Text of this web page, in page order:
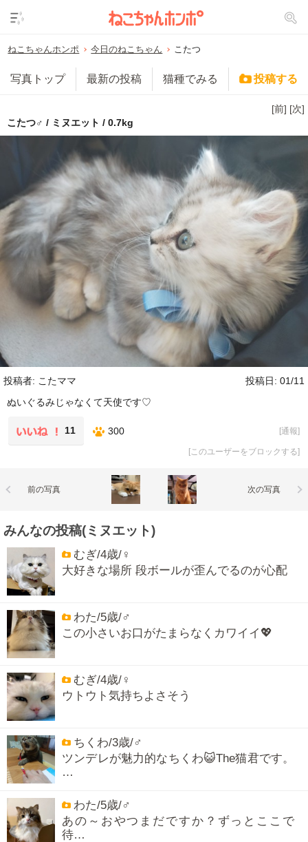
ねこちゃんホンポ 今日のねこちゃん こたつ
写真トップ 最新の投稿 猫種でみる 投稿する
[前] [次]
こたつ♂ / ミヌエット / 0.7kg
投稿者: こたママ
投稿日: 01/11
ぬいぐるみじゃなくて天使です♡
11 300 [通報]
[このユーザーをブロックする]
前の写真 次の写真
みんなの投稿(ミヌエット)
むぎ/4歳/♀
大好きな場所 段ボールが歪んでるのが心配
わた/5歳/♂
この小さいお口がたまらなくカワイイ💖
むぎ/4歳/♀
ウトウト気持ちよさそう
ちくわ/3歳/♂
ツンデレが魅力的なちくわ😺The猫君です。
…
わた/5歳/♂
あの～おやつまだですか？ずっとここで
待…